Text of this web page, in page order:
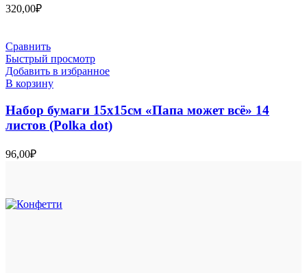
320,00₽
Сравнить
Быстрый просмотр
Добавить в избранное
В корзину
Набор бумаги 15х15см «Папа может всё» 14
листов (Polka dot)
96,00₽